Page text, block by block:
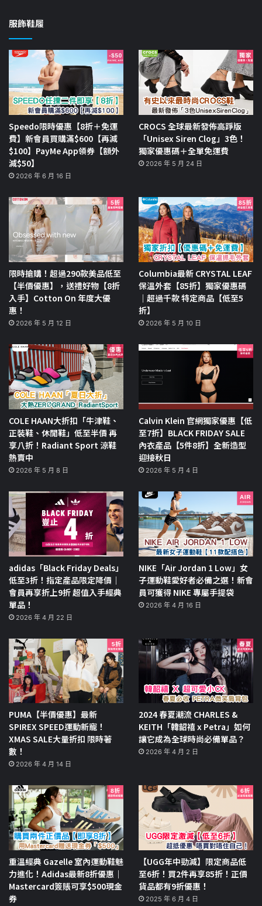
服飾鞋履
Speedo限時優惠【8折＋免運
費】新會員買購滿$600【再減
$100】PayMe App領券【額外
減$50】
2026 年 6 月 16 日
CROCS 全球最新發佈高踭版
「Unisex Siren Clog」3色！
獨家優惠碼＋全單免運費
2026 年 5 月 24 日
限時搶購！超過290款美品低至
【半價優惠】，送禮好物【8折
入手】Cotton On 年度大優
惠！
2026 年 5 月 12 日
Columbia最新 CRYSTAL LEAF
保溫外套【85折】獨家優惠碼
｜超過千款 特定商品【低至5
折】
2026 年 5 月 10 日
COLE HAAN大折扣「牛津鞋、
正裝鞋、休閒鞋」低至半價 再
享八折！Radiant Sport 涼鞋
熱賣中
2026 年 5 月 8 日
Calvin Klein 官網獨家優惠【低
至7折】BLACK FRIDAY SALE
內衣產品【5件8折】全新造型
迎接秋日
2026 年 5 月 4 日
adidas「Black Friday Deals」
低至3折！指定產品限定降價｜
會員再享折上9折 超值入手經典
單品！
2026 年 4 月 22 日
NIKE「Air Jordan 1 Low」女
子運動鞋愛好者必備之選！新會
員可獲得 NIKE 專屬手提袋
2026 年 4 月 16 日
PUMA【半價優惠】最新
SPIREX SPEED運動新寵！
XMAS SALE大量折扣 限時著
數！
2026 年 4 月 14 日
2024 春夏潮流 CHARLES &
KEITH「韓韶禧 x Petra」如何
讓它成為全球時尚必備單品？
2026 年 4 月 2 日
重溫經典 Gazelle 室內運動鞋魅
力進化！Adidas最新8折優惠｜
Mastercard簽賬可享$500現金
券
【UGG年中勁減】限定商品低
至6折！買2件再享85折！正價
貨品都有9折優惠！
2025 年 6 月 4 日